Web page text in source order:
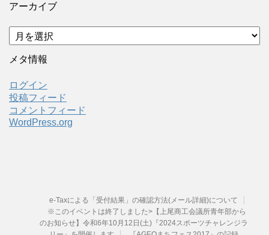
アーカイブ
ア
ー
カ
ブ
メタ情報
ログイン
投稿フィード
コメントフィード
WordPress.org
e-Taxによる「受付結果」の確認方法(メール詳細)について
※このイベントは終了しました>【上尾商工会議所青年部から
のお知らせ】令和6年10月12日(土)『2024スポーツチャレンジラ